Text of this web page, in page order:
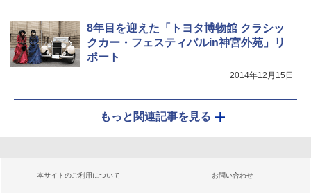
8年目を迎えた「トヨタ博物館 クラシッ
クカー・フェスティバルin神宮外苑」リ
ポート
2014年12月15日
もっと関連記事を見る
本サイトのご利用について お問い合わせ